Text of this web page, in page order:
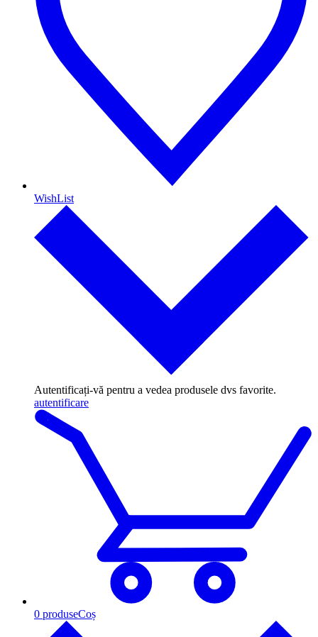
WishList
Autentificați-vă pentru a vedea produsele dvs favorite.
autentificare
0 produseCoș